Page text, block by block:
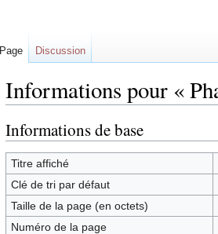
Informations pour «
Informations de base
Titre affiché
Clé de tri par défaut
Taille de la page (en octets)
Numéro de la page
Page Discussion